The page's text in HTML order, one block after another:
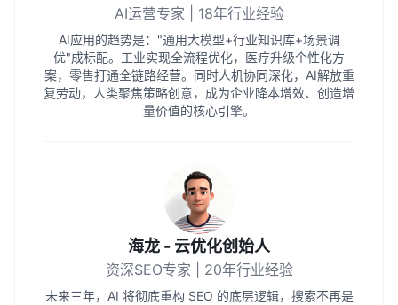
AI运营专家 | 18年行业经验
AI应用的趋势是："通用大模型+行业知识库+场景调
优"成标配。工业实现全流程优化，医疗升级个性化方
案，零售打通全链路经营。同时人机协同深化，AI解放重
复劳动，人类聚焦策略创意，成为企业降本增效、创造增
量价值的核心引擎。
海龙 - 云优化创始人
资深SEO专家 | 20年行业经验
未来三年，AI 将彻底重构 SEO 的底层逻辑，搜索不再是